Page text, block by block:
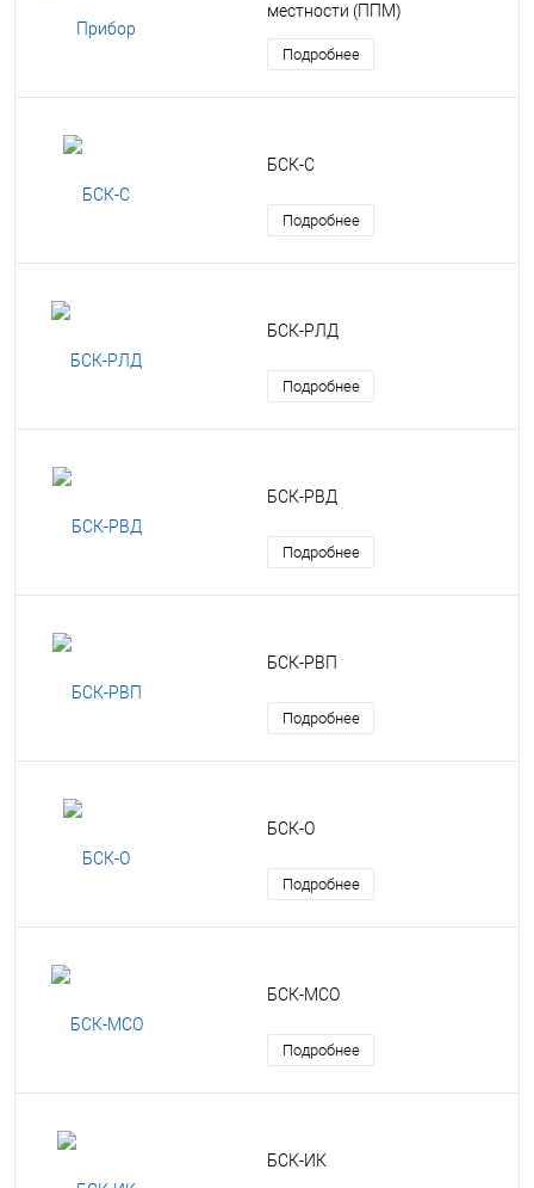
местности (ППМ)
Подробнее
БСК-С
Подробнее
БСК-РЛД
Подробнее
БСК-РВД
Подробнее
БСК-РВП
Подробнее
БСК-О
Подробнее
БСК-МСО
Подробнее
БСК-ИК